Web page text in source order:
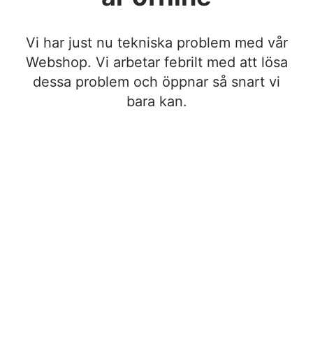
Vi har just nu tekniska problem med vår
Webshop. Vi arbetar febrilt med att lösa
dessa problem och öppnar så snart vi
bara kan.